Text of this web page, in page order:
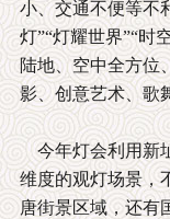
小、交通不便等不
灯”“灯耀世界”“时
陆地、空中全方位
影、创意艺术、歌
今年灯会利用新
维度的观灯场景，
唐街景区域，还有